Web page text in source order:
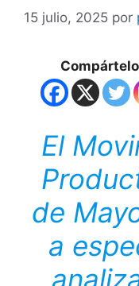
15 julio, 2025 por
El
de
a